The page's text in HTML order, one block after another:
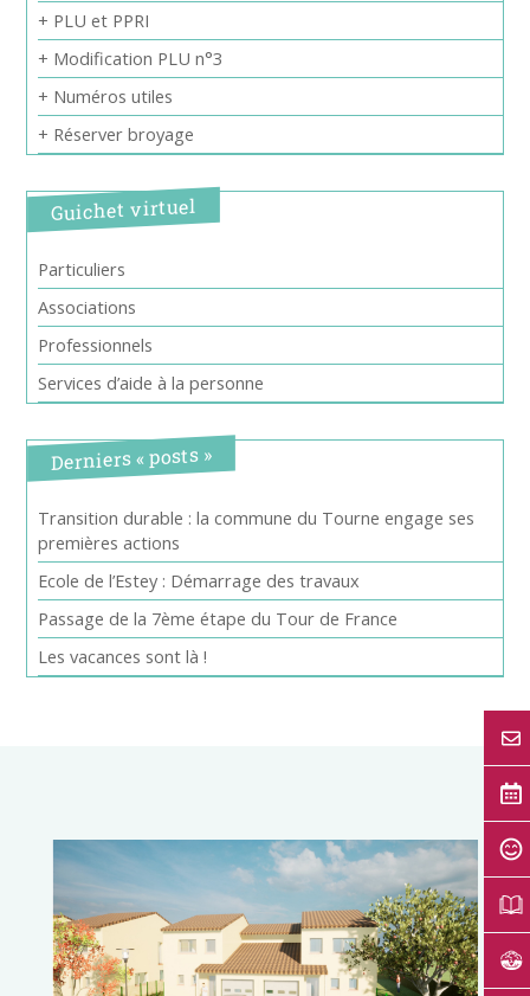
+ PLU et PPRI
+ Modification PLU n°3
+ Numéros utiles
+ Réserver broyage
Guichet virtuel
Particuliers
Associations
Professionnels
Services d’aide à la personne
Derniers « posts »
Transition durable : la commune du Tourne engage ses
premières actions
Ecole de l’Estey : Démarrage des travaux
Passage de la 7ème étape du Tour de France
Les vacances sont là !